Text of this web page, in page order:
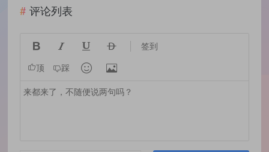
评论列表
    签到
顶 踩  